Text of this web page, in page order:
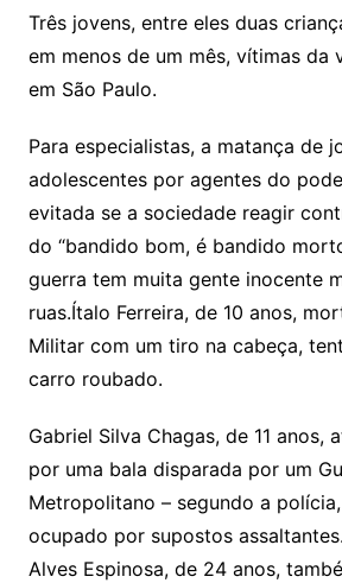
Três jovens, entre eles duas
em menos de um mês, vítimas da
em São Paulo.
Para especialistas, a matança de
adolescentes por agentes do
evitada se a sociedade reagir
do “bandido bom, é bandido
guerra tem muita gente inocente
ruas.Ítalo Ferreira, de 10 anos,
Militar com um tiro na cabeça,
carro roubado.
Gabriel Silva Chagas, de 11 anos,
por uma bala disparada por um
Metropolitano – segundo a
ocupado por supostos
Alves Espinosa, de 24 anos,